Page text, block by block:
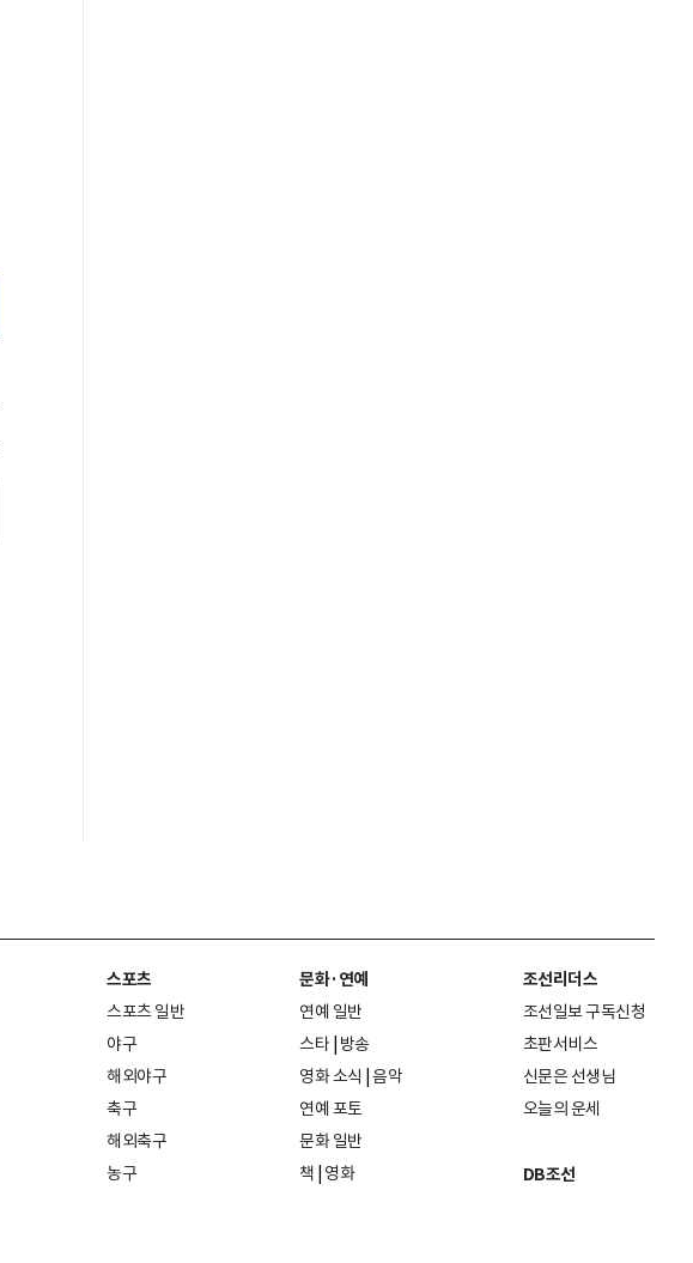
스포츠
스포츠 일반
야구
해외야구
축구
해외축구
농구
문화·연예
연예 일반
스타 방송
영화 소식 음악
연예 포토
문화 일반
책
영화
조선리더스
조선일보 구독신청
초판서비스
신문은 선생님
오늘의 운세
DB조선